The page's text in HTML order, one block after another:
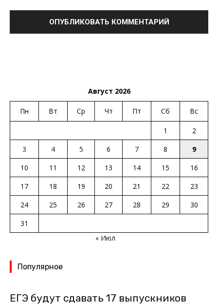
Август 2026
Пн Вт Ср Чт Пт Сб Вс
1
2
3
4 5 6 7 8
9
10
11 12 13 14 15
16
17
18 19 20 21 22
23
24
25 26 27 28 29
30
31
« Июл
Популярное
ЕГЭ будут сдавать 17 выпускников